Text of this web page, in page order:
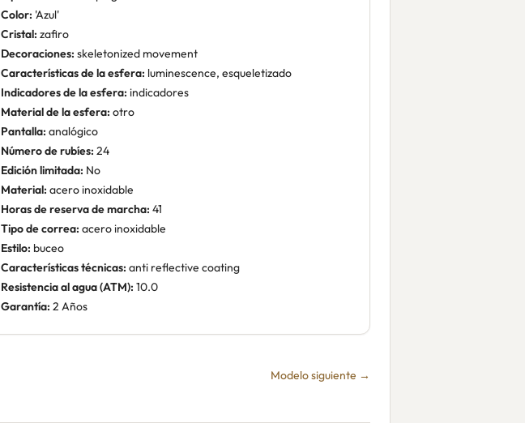
Color: 'Azul'
Cristal: zafiro
Decoraciones: skeletonized movement
Características de la esfera: luminescence, esqueletizado
Indicadores de la esfera: indicadores
Material de la esfera: otro
Pantalla: analógico
Número de rubíes: 24
Edición limitada: No
Material: acero inoxidable
Horas de reserva de marcha: 41
Tipo de correa: acero inoxidable
Estilo: buceo
Características técnicas: anti reflective coating
Resistencia al agua (ATM): 10.0
Garantía: 2 Años
Modelo siguiente →